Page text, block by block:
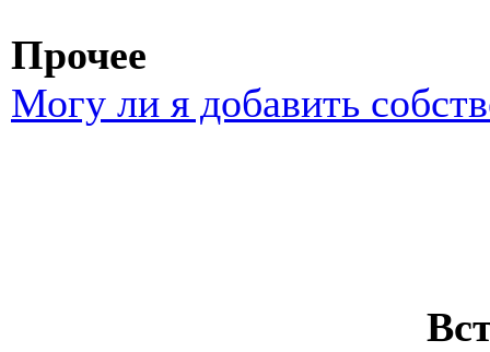
Прочее
Могу ли я добавить